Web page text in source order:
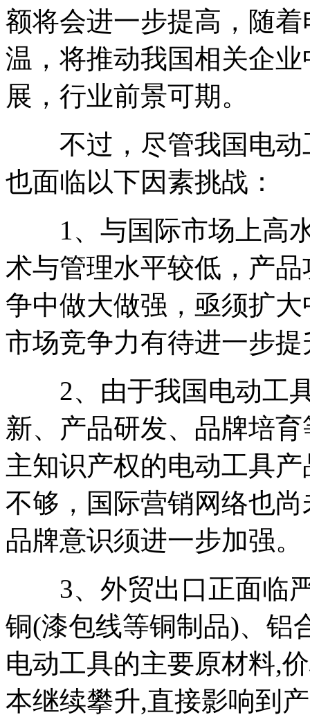
额将会进一步提高，随
温，将推动我国相关企
展，行业前景可期。
不过，尽管我国电动
也面临以下因素挑战：
1、与国际市场上高水
术与管理水平较低，产
争中做大做强，亟须扩
市场竞争力有待进一步提
2、由于我国电动工具
新、产品研发、品牌培
主知识产权的电动工具
不够，国际营销网络也
品牌意识须进一步加强。
3、外贸出口正面临严
铜(漆包线等铜制品)、铝
电动工具的主要原材料,
本继续攀升,直接影响到